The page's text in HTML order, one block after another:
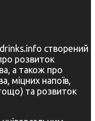
створений
розвиток
а також про
міцних напоїв,
та розвиток